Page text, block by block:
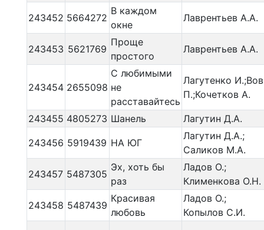
243452 5664272
В каждом
окне
Лаврентьев А.А.
243453 5621769
Проще
простого
Лаврентьев А.А.
243454 2655098
С любимыми
не
расставайтесь
Лагутенко
П.;Кочетков А.
243455 4805273 Шанель Лагутин Д.А.
243456 5919439 НА ЮГ
Лагутин Д.А.;
Саликов М.А.
243457 5487305
Эх, хоть бы
раз
Ладов О.;
Клименкова О.Н.
243458 5487439
Красивая
любовь
Ладов О.;
Копылов С.И.